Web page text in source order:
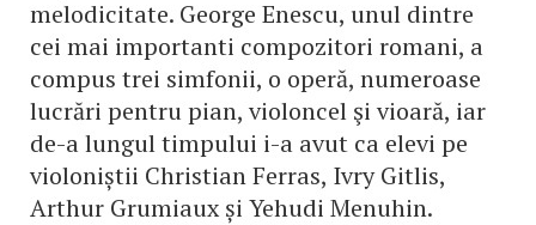
melodicitate. George Enescu, unul dintre
cei mai importanti compozitori romani, a
compus trei simfonii, o operă, numeroase
lucrări pentru pian, violoncel şi vioară, iar
de-a lungul timpului i-a avut ca elevi pe
violoniștii Christian Ferras, Ivry Gitlis,
Arthur Grumiaux și Yehudi Menuhin.